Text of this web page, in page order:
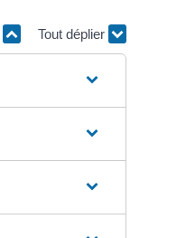
Tout déplier